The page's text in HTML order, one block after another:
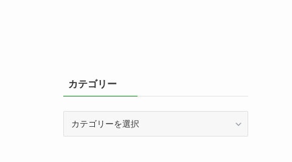
カテゴリー